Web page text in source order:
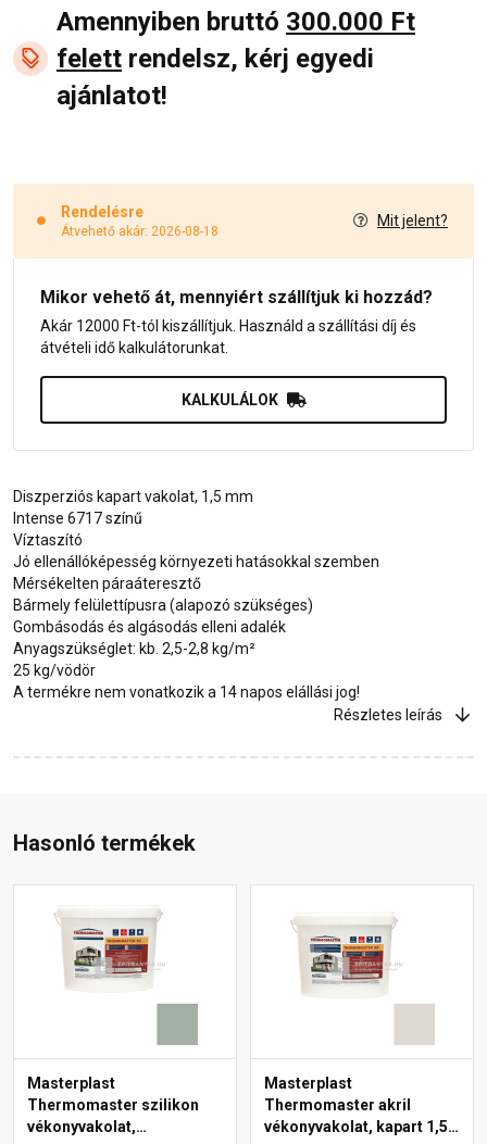
Amennyiben bruttó 300.000 Ft
felett rendelsz, kérj egyedi
ajánlatot!
Rendelésre
Átvehető akár: 2026-08-18
Mit jelent?
Mikor vehető át, mennyiért szállítjuk ki hozzád?
Akár 12000 Ft-tól kiszállítjuk. Használd a szállítási díj és
átvételi idő kalkulátorunkat.
KALKULÁLOK
Diszperziós kapart vakolat, 1,5 mm
Intense 6717 színű
Víztaszító
Jó ellenállóképesség környezeti hatásokkal szemben
Mérsékelten páraáteresztő
Bármely felülettípusra (alapozó szükséges)
Gombásodás és algásodás elleni adalék
Anyagszükséglet: kb. 2,5-2,8 kg/m²
25 kg/vödör
A termékre nem vonatkozik a 14 napos elállási jog!
Részletes leírás
Hasonló termékek
Masterplast
Thermomaster szilikon
vékonyvakolat,
Masterplast
Thermomaster akril
vékonyvakolat, kapart 1,5